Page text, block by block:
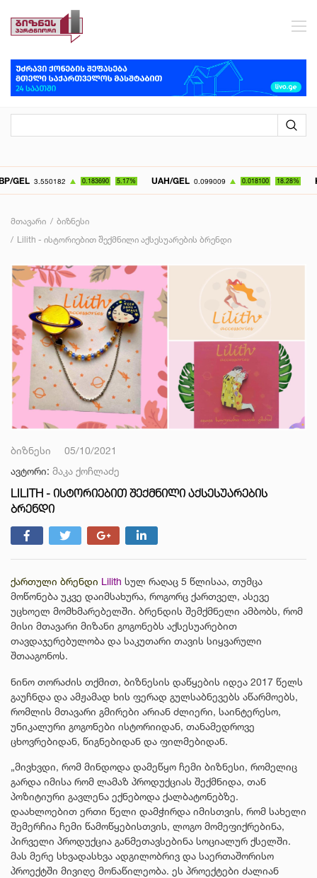
3.550182 0.183690 5.17% UAH/GEL 0.099009 0.018100 18.28% KZT/GEL
მთავარი
ბიზნესი
Lilith - ისტორიებით შექმნილი აქსესუარების ბრენდი
ბიზნესი
05/10/2021
ავტორი: მაკა ქოჩლაძე
LILITH - ᲘᲡᲢᲝᲠᲘᲔᲑᲘᲗ ᲨᲔᲥᲛᲜᲘᲚᲘ ᲐᲥᲡᲔᲡᲣᲐᲠᲔᲑᲘᲡ
ᲑᲠᲔᲜᲓᲘ
ქართული ბრენდი Lilith სულ რაღაც 5 წლისაა, თუმცა
მოწონება უკვე დაიმსახურა, როგორც ქართველ, ასევე
უცხოელ მომხმარებელში. ბრენდის შემქმნელი ამბობს, რომ
მისი მთავარი მიზანი გოგონებს აქსესუარებით
თავდაჯერებულობა და საკუთარი თავის სიყვარული
შთააგონოს.
ნინო თორაძის თქმით, ბიზნესის დაწყების იდეა 2017 წელს
გაუჩნდა და ამჟამად ხის ფერად გულსაბნევებს აწარმოებს,
რომლის მთავარი გმირები არიან ძლიერი, საინტერესო,
უნიკალური გოგონები ისტორიიდან, თანამედროვე
ცხოვრებიდან, წიგნებიდან და ფილმებიდან.
„მივხვდი, რომ მინდოდა დამეწყო ჩემი ბიზნესი, რომელიც
გარდა იმისა რომ ლამაზ პროდუქციას შექმნიდა, თან
პოზიტიური გავლენა ექნებოდა ქალბატონებზე.
დაახლოებით ერთი წელი დამჭირდა იმისთვის, რომ სახელი
შემერჩია ჩემი წამოწყებისთვის, ლოგო მომეფიქრებინა,
პირველი პროდუქცია განმეთავსებინა სოციალურ ქსელში.
მას მერე სხვადასხვა ადგილობრივ და საერთაშორისო
პროექტში მივიღე მონაწილეობა. ეს პროექტები ძალიან